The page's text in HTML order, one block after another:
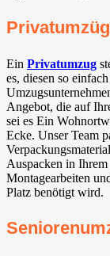
Ein Privatumzug
es, diesen so
Angebot, die auf
sei es Ein
Ecke. Unser Team
Auspacken in
Montagearbeiten
Platz benötigt wird.